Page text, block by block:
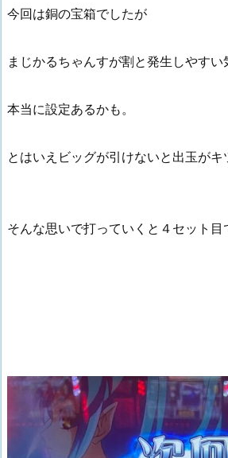
今回は銅の宝箱でしたが
まじかるちゃんすが割と発生しやす
本当に設定あるかも。
とはいえビッグが引けないと出玉がキ
そんな思いで打っていくと４セット目